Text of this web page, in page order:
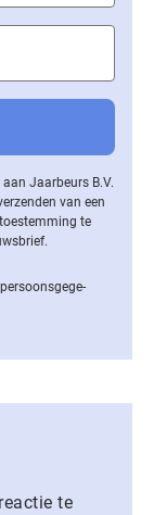
Jaarbeurs B.V.
van een
te
te